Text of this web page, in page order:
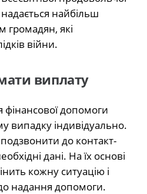
найбільш
громадян, які
війни.
виплату
допомоги
випадку індивідуально.
до контакт-
дані. На їх основі
кожну ситуацію і
надання допомоги.